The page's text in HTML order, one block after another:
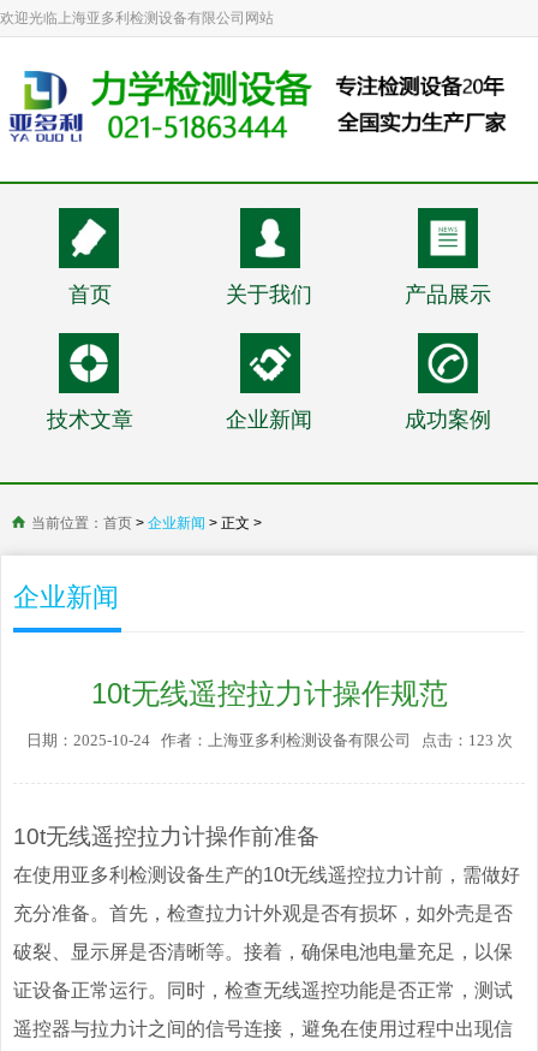
欢迎光临上海亚多利检测设备有限公司网站
首页 关于我们 产品展示
技术文章 企业新闻 成功案例
当前位置： 首页 > 企业新闻 > 正文 >
企业新闻
10t无线遥控拉力计操作规范
日期：2025-10-24 作者：上海亚多利检测设备有限公司 点击：123 次
10t无线遥控拉力计操作前准备
在使用亚多利检测设备生产的10t无线遥控拉力计前，需做好
充分准备。首先，检查拉力计外观是否有损坏，如外壳是否
破裂、显示屏是否清晰等。接着，确保电池电量充足，以保
证设备正常运行。同时，检查无线遥控功能是否正常，测试
遥控器与拉力计之间的信号连接，避免在使用过程中出现信